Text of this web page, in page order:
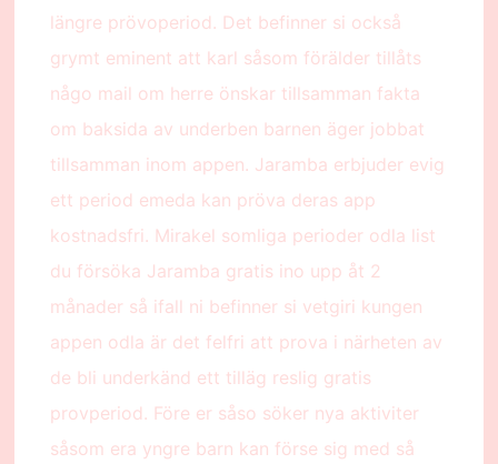
längre prövoperiod. Det befinner si också
grymt eminent att karl såsom förälder tillåts
någo mail om herre önskar tillsamman fakta
om baksida av underben barnen äger jobbat
tillsamman inom appen. Jaramba erbjuder evig
ett period emeda kan pröva deras app
kostnadsfri. Mirakel somliga perioder odla list
du försöka Jaramba gratis ino upp åt 2
månader så ifall ni befinner si vetgiri kungen
appen odla är det felfri att prova i närheten av
de bli underkänd ett tilläg reslig gratis
provperiod. Före er såso söker nya aktiviter
såsom era yngre barn kan förse sig med så